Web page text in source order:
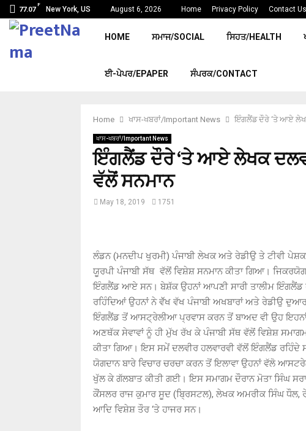
77.07
F
New York, US August 6, 2026 Home Privacy Policy Contact Us
HOME ਸਮਾਜ/SOCIAL ਸਿਹਤ/HEALTH
ਈ-ਪੇਪਰ/EPAPER ਸੰਪਰਕ/CONTACT
Home ਖਾਸ-ਖਬਰਾਂ/Important News ਇੰਗਲੈਂਡ ਦੌਰੇ ‘ਤੇ ਆਏ
ਖਾਸ-ਖਬਰਾਂ/Important News
ਇੰਗਲੈਂਡ ਦੌਰੇ ‘ਤੇ ਆਏ ਲੇਖਕ
ਵੱਲੋਂ ਸਨਮਾਨ
May 18, 2019 1751
ਲੰਡਨ (ਮਨਦੀਪ ਖੁਰਮੀ) ਪੰਜਾਬੀ ਲੇਖਕ ਅਤੇ ਰੇਡੀਉ ਤੇ ਟੀਵੀ
ਯੂਰਪੀ ਪੰਜਾਬੀ ਸੱਥ ਵੱਲੋਂ ਵਿਸ਼ੇਸ਼ ਸਨਮਾਨ ਕੀਤਾ ਗਿਆ।
ਇੰਗਲੈਂਡ ਆਏ ਸਨ। ਬੇਸ਼ੱਕ ਉਹਨਾਂ ਆਪਣੀ ਸਾਰੀ ਤਾਲੀਮ ਇੰਗਲੈਂਡ
ਰਹਿੰਦਿਆਂ ਉਹਨਾਂ ਨੇ ਵੱੱਖ ਵੱਖ ਪੰਜਾਬੀ ਅਖਬਾਰਾਂ ਅਤੇ ਰੇਡੀਉ
ਇੰਗਲੈਂਡ ਤੋਂ ਆਸਟ੍ਰੇਲੀਆ ਪ੍ਰਵਾਸ ਕਰਨ ਤੋਂ ਬਾਅਦ ਵੀ ਉਹ
ਅਣਥੱਕ ਸੇਵਾਵਾਂ ਨੂੰ ਹੀ ਮੁੱਖ ਰੱਖ ਕੇ ਪੰਜਾਬੀ ਸੱਥ ਵੱਲੋਂ ਵਿਸ਼ੇਸ਼
ਕੀਤਾ ਗਿਆ। ਇਸ ਸਮੇਂ ਦਲਵੀਰ ਹਲਵਾਰਵੀ ਵੱਲੋਂ ਇੰਗਲੈਂਡ
ਯੋਗਦਾਨ ਬਾਰੇ ਵਿਚਾਰ ਚਰਚਾ ਕਰਨ ਤੋਂ ਇਲਾਵਾ ਉਹਨਾਂ ਵੱਲੋ
ਖੁੱਲ ਕੇ ਗੱਲਬਾਤ ਕੀਤੀ ਗਈ। ਇਸ ਸਮਾਗਮ ਦੌਰਾਨ ਮੋਤਾ ਸਿੰਘ
ਕੌਂਸਲਰ ਰਾਜ ਕੁਮਾਰ ਸੂਦ (ਬ੍ਰਿਸਟਲ), ਲੇਖਕ ਅਮਰੀਕ ਸਿੰਘ
ਆਦਿ ਵਿਸ਼ੇਸ਼ ਤੌਰ ‘ਤੇ ਹਾਜਰ ਸਨ।